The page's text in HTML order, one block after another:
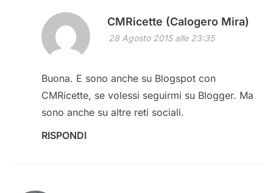
CMRicette (Calogero Mira)
28 Agosto 2015 alle 23:35
Buona. E sono anche su Blogspot con
CMRicette, se volessi seguirmi su Blogger. Ma
sono anche su altre reti sociali.
RISPONDI